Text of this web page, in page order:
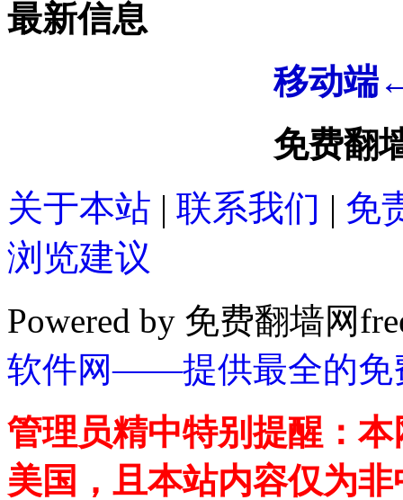
最新信息
移动端
免费翻
关于本站 | 联系我们 | 免
浏览建议
Powered by 免费翻墙网
软件网——提供最全的免
管理员精中特别提醒：
美国，且本站内容仅为